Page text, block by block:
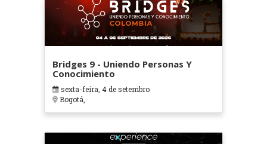
Bridges 9 - Uniendo Personas Y
Conocimiento
sexta-feira, 4 de setembro
Bogotá,